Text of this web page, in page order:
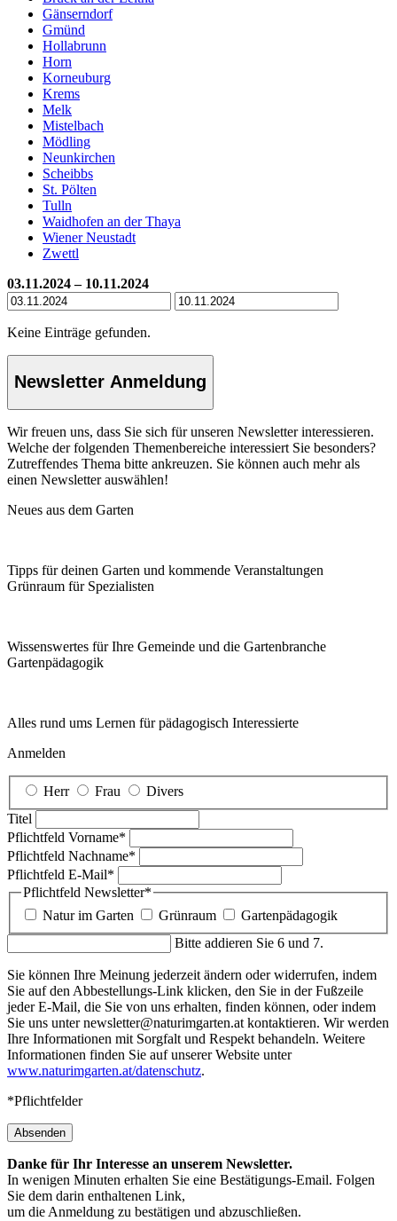
Gänserndorf
Gmünd
Hollabrunn
Horn
Korneuburg
Krems
Melk
Mistelbach
Mödling
Neunkirchen
Scheibbs
St. Pölten
Tulln
Waidhofen an der Thaya
Wiener Neustadt
Zwettl
03.11.2024 – 10.11.2024
Keine Einträge gefunden.
Newsletter Anmeldung
Wir freuen uns, dass Sie sich für unseren Newsletter interessieren.
Welche der folgenden Themenbereiche interessiert Sie besonders?
Zutreffendes Thema bitte ankreuzen. Sie können auch mehr als
einen Newsletter auswählen!
Neues aus dem Garten
Tipps für deinen Garten und kommende Veranstaltungen
Grünraum für Spezialisten
Wissenswertes für Ihre Gemeinde und die Gartenbranche
Garten­pädagogik
Alles rund ums Lernen für pädagogisch Interessierte
Anmelden
Herr Frau
Divers
Titel
Pflichtfeld Vorname*
Pflichtfeld Nachname*
Pflichtfeld E-Mail*
Pflichtfeld Newsletter*
Natur im Garten
Grünraum
Gartenpädagogik
Bitte addieren Sie 6 und 7.
Sie können Ihre Meinung jederzeit ändern oder widerrufen, indem
Sie auf den Abbestellungs-Link klicken, den Sie in der Fußzeile
jeder E-Mail, die Sie von uns erhalten, finden können, oder indem
Sie uns unter newsletter@naturimgarten.at kontaktieren. Wir werden
Ihre Informationen mit Sorgfalt und Respekt behandeln. Weitere
Informationen finden Sie auf unserer Website unter
www.naturimgarten.at/datenschutz.
*Pflichtfelder
Absenden
Danke für Ihr Interesse an unserem Newsletter.
In wenigen Minuten erhalten Sie eine Bestätigungs-Email. Folgen
Sie dem darin enthaltenen Link,
um die Anmeldung zu bestätigen und abzuschließen.